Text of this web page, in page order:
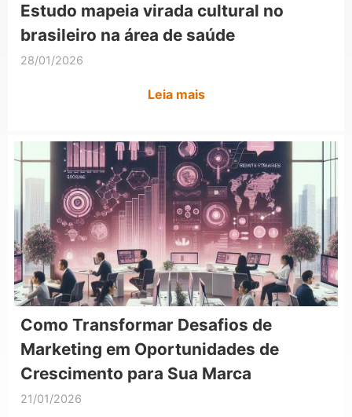
Estudo mapeia virada cultural no
brasileiro na área de saúde
28/01/2026
Leia mais
Como Transformar Desafios de
Marketing em Oportunidades de
Crescimento para Sua Marca
21/01/2026